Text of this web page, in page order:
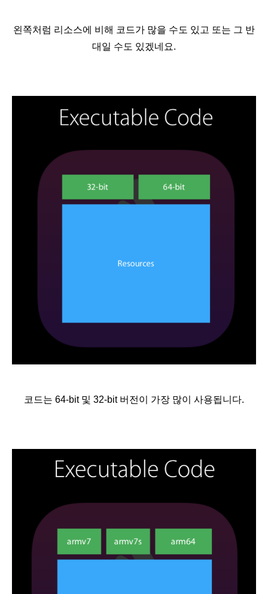
왼쪽처럼 리소스에 비해 코드가 많을 수도 있고 또는 그 반
대일 수도 있겠네요.
코드는 64-bit 및 32-bit 버전이 가장 많이 사용됩니다.